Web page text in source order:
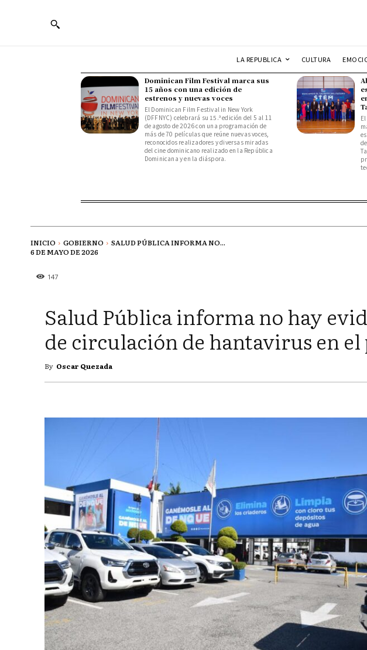
LA REPUBLICA CULTURA
Dominican Film Festival marca sus
15 años con una edición de
estrenos y nuevas voces
El Dominican Film Festival in New York
(DFFNYC) celebrará su 15.ª edición del 5 al 11
de agosto de 2026 con una programación de
más de 70 películas que reúne nuevas voces,
reconocidos realizadores y diversas miradas
del cine dominicano realizado en la República
Dominicana y en la diáspora.
INICIO GOBIERNO
SALUD PÚBLICA INFORMA NO...
6 DE MAYO DE 2026
147
Salud Pública informa no hay
de circulación de hantavirus en el
By Oscar Quezada